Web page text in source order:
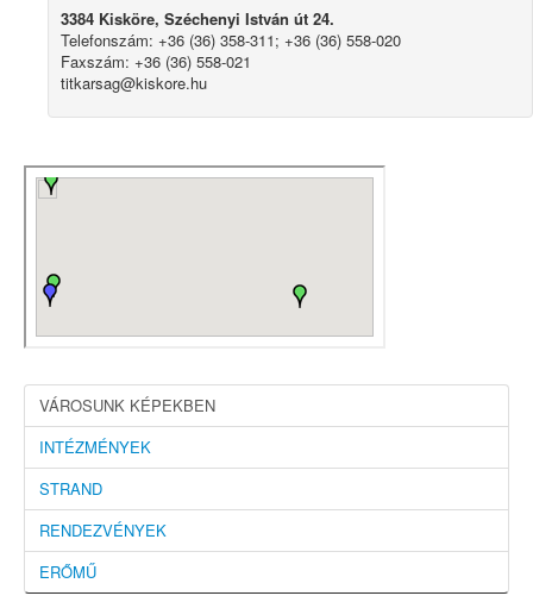
3384 Kisköre, Széchenyi István út 24.
Telefonszám: +36 (36) 358-311; +36 (36) 558-020
Faxszám: +36 (36) 558-021
titkarsag@kiskore.hu
VÁROSUNK KÉPEKBEN
INTÉZMÉNYEK
STRAND
RENDEZVÉNYEK
ERŐMŰ